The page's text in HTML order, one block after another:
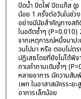
ปิดน้ำ ปิดไฟ ปิดแก๊ส (p
น้อย 1 ครั้งต่อวันในช่ว
อย่างมีนัยสำคัญทางสถิ
ในอดีตซ้ำๆ (P=0.010)
จากเหตุการณ์หนึ่งมาป
วนไปมา หรือ ตอบไม่ต
ปฏิเสธโดยที่ยังไม่ได้พิ
ถามคำถามเดิมซ้ำๆ
หลายอาการ มีความสัม
เพท ในอาสาสมัครระย
อาการเล็กน้อย